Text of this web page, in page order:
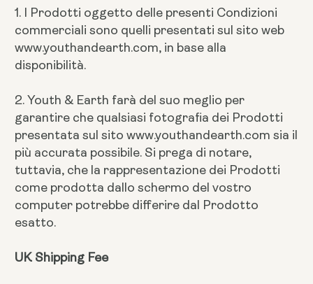
1. I Prodotti oggetto delle presenti Condizioni
commerciali sono quelli presentati sul sito web
www.youthandearth.com, in base alla
disponibilità.
2. Youth & Earth farà del suo meglio per
garantire che qualsiasi fotografia dei Prodotti
presentata sul sito www.youthandearth.com sia il
più accurata possibile. Si prega di notare,
tuttavia, che la rappresentazione dei Prodotti
come prodotta dallo schermo del vostro
computer potrebbe differire dal Prodotto
esatto.
UK Shipping Fee